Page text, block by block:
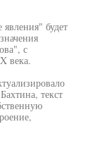
будет
с
века.
текст